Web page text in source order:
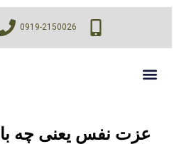
0919-2150026
عزت نفس یعنی چه با